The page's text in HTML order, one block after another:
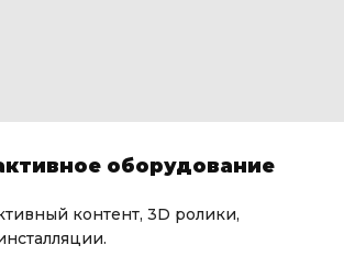
оборудование
контент, 3D ролики,